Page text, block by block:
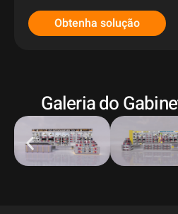
Obtenha solução
Galeria do